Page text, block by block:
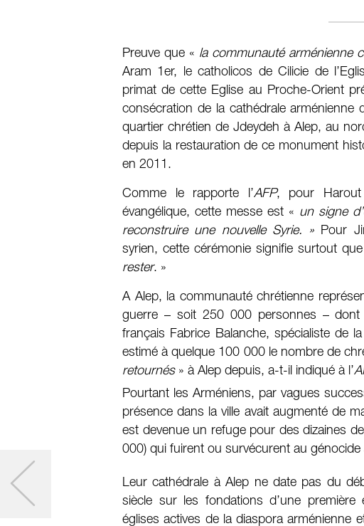
Preuve que « la communauté arménienne
Aram 1er, le catholicos de Cilicie de
primat de cette Eglise au Proche-Orient
consécration de la cathédrale arménienne
quartier chrétien de Jdeydeh à Alep, au
depuis la restauration de ce monument
en 2011.
Comme le rapporte l’AFP, pour Harout
évangélique, cette messe est « un signe
reconstruire une nouvelle Syrie. »
Pour
syrien, cette cérémonie signifie surtout
rester. »
A Alep, la communauté chrétienne
guerre – soit 250 000 personnes – dont
français Fabrice Balanche, spécialiste de
estimé à quelque 100 000 le nombre de
retournés» à Alep depuis, a-t-il indiqué à l’
Pourtant les Arméniens, par vagues
présence dans la ville avait augmenté de
est devenue un refuge pour des dizaines
000) qui fuirent ou survécurent au génocide
Leur cathédrale à Alep ne date pas du
siècle sur les fondations d’une
églises actives de la diaspora arménienne